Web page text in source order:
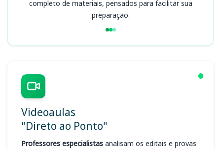
completo de materiais, pensados para facilitar sua
preparação.
Videoaulas
"Direto ao Ponto"
Professores especialistas analisam os editais e provas